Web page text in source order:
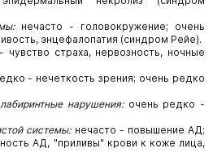
нечасто - головокружение; очень
энцефалопатия (синдром Рейе).
страха, нервозность, ночные
- нечеткость зрения; очень редко
нарушения:очень редко -
системы:нечасто - повышение АД;
АД, "приливы" крови к коже лица,